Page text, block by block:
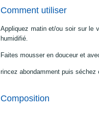
Comment utiliser
Appliquez matin et/ou soir sur le
humidifié.
Faites mousser en douceur et
rincez abondamment puis séchez
Composition